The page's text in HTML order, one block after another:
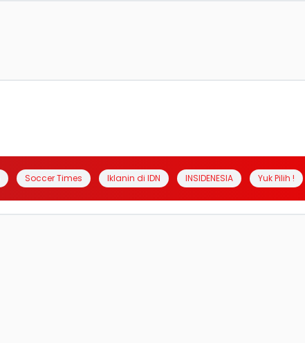
Soccer Times Iklanin di IDN INSIDENESIA Yuk Pilih !